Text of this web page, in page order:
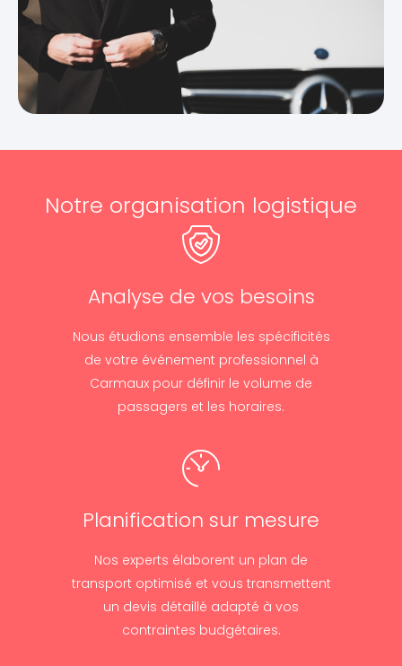
Notre organisation logistique
Analyse de vos besoins
Nous étudions ensemble les spécificités
de votre événement professionnel à
Carmaux pour définir le volume de
passagers et les horaires.
Planification sur mesure
Nos experts élaborent un plan de
transport optimisé et vous transmettent
un devis détaillé adapté à vos
contraintes budgétaires.